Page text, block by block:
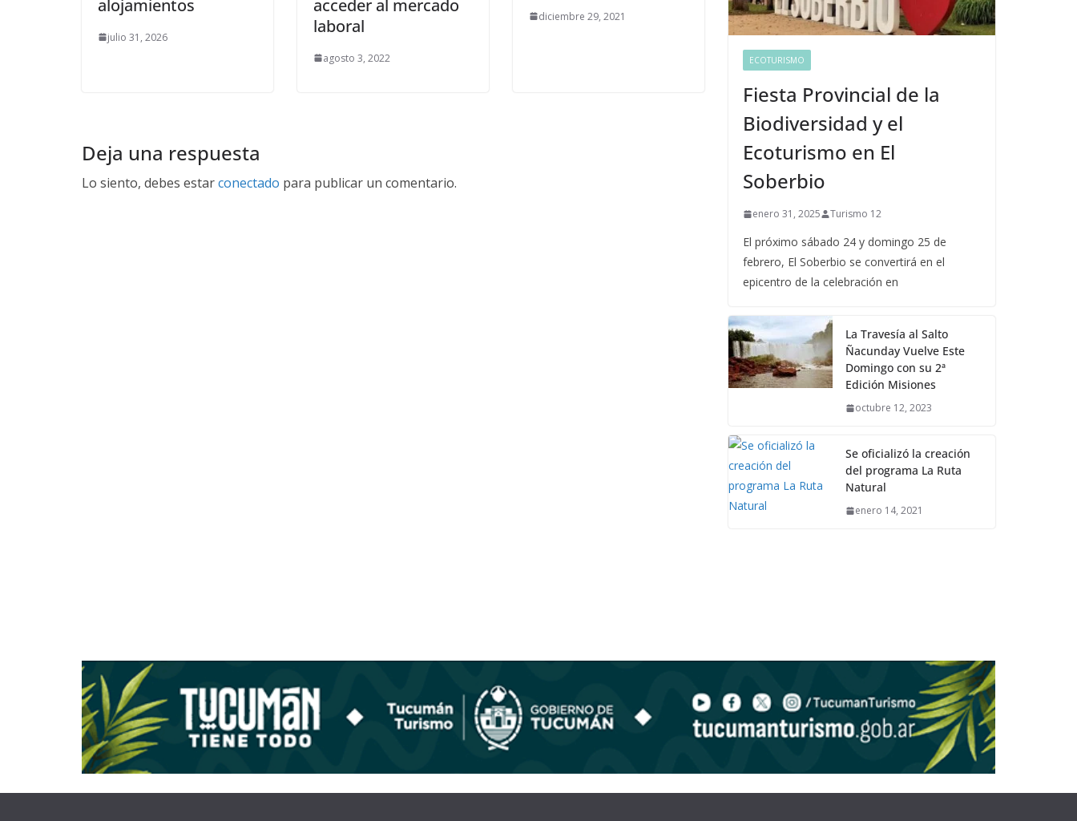
alojamientos
julio 31, 2026
acceder al mercado
laboral
agosto 3, 2022
diciembre 29, 2021
Deja una respuesta
Lo siento, debes estarconectado para publicar un comentario.
ECOTURISMO
Fiesta Provincial de la
Biodiversidad y el
Ecoturismo en El
Soberbio
enero 31, 2025 Turismo 12
El próximo sábado 24 y domingo 25 de
febrero, El Soberbio se convertirá en el
epicentro de la celebración en
La Travesía al Salto
Ñacunday Vuelve Este
Domingo con su 2ª
Edición Misiones
octubre 12, 2023
Se oficializó la creación
del programa La Ruta
Natural
enero 14, 2021